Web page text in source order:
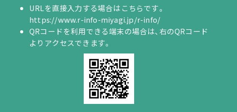
URLを直接入力する場合はこちらです。
https://www.r-info-miyagi.jp/r-info/
QRコードを利用できる端末の場合は、右のQRコード
よりアクセスできます。